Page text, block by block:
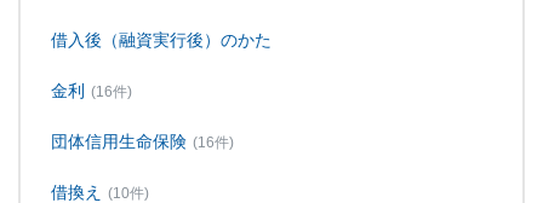
借入後（融資実行後）のかた
金利 (16件)
団体信用生命保険 (16件)
借換え (10件)